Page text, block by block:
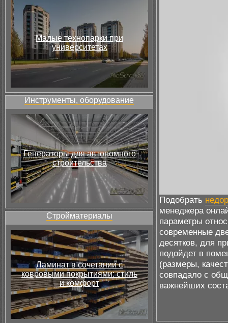
Малые технопарки при
университетах
Инструменты, оборудование
Генераторы для автономного
строительства
Стройматериалы
Ламинат в сочетании с
ковровыми покрытиями: стиль
и комфорт
Подобрать
менеджера
параметры
современные
десятков, для
подойдет в
(размеры,
совпадало с
важнейших